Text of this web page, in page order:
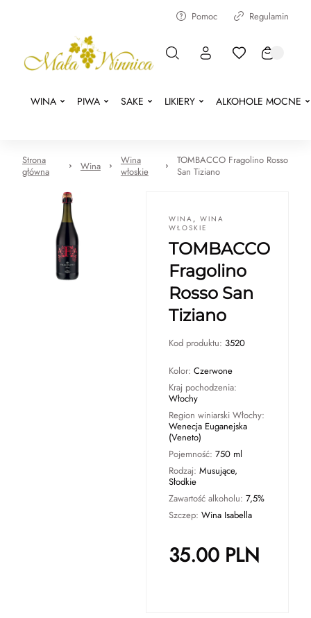
Pomoc Regulamin
WINA PIWA SAKE LIKIERY ALKOHOLE MOCNE
Strona
główna
Wina
Wina
włoskie
TOMBACCO Fragolino Rosso
San Tiziano
WINA , WINA
WŁOSKIE
TOMBACCO
Fragolino
Rosso San
Tiziano
Kod produktu: 3520
Kolor: Czerwone
Kraj pochodzenia:
Włochy
Region winiarski Włochy:
Wenecja Euganejska
(Veneto)
Pojemność: 750 ml
Rodzaj: Musujące,
Słodkie
Zawartość alkoholu: 7,5%
Szczep: Wina Isabella
35.00PLN